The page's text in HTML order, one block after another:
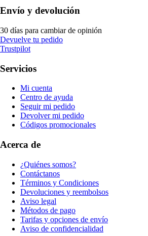
Envío y devolución
30 días para cambiar de opinión
Devuelve tu pedido
Trustpilot
Servicios
Mi cuenta
Centro de ayuda
Seguir mi pedido
Devolver mi pedido
Códigos promocionales
Acerca de
¿Quiénes somos?
Contáctanos
Términos y Condiciones
Devoluciones y reembolsos
Aviso legal
Métodos de pago
Tarifas y opciones de envío
Aviso de confidencialidad